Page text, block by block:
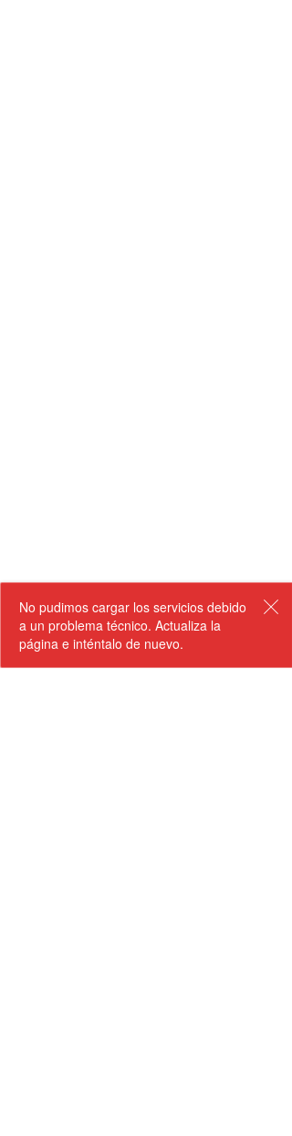
No pudimos cargar los servicios debido
a un problema técnico. Actualiza la
página e inténtalo de nuevo.